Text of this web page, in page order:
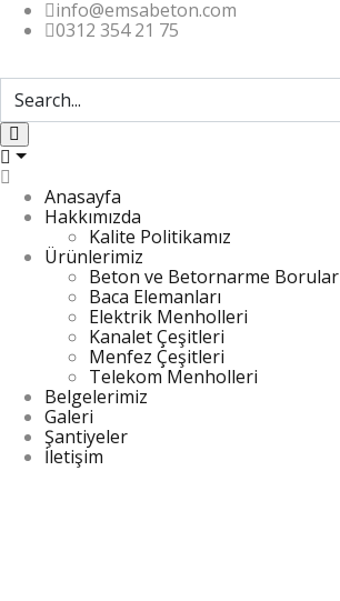
info@emsabeton.com
0312 354 21 75
Anasayfa
Hakkımızda
Kalite Politikamız
Ürünlerimiz
Beton ve Betornarme Borular
Baca Elemanları
Elektrik Menholleri
Kanalet Çeşitleri
Menfez Çeşitleri
Telekom Menholleri
Belgelerimiz
Galeri
Şantiyeler
İletişim